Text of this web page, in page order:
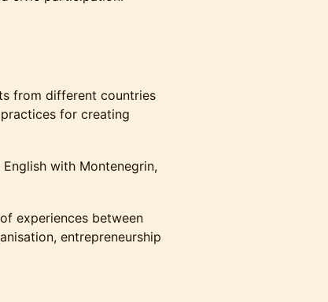
from different countries
for creating
with Montenegrin,
experiences between
entrepreneurship